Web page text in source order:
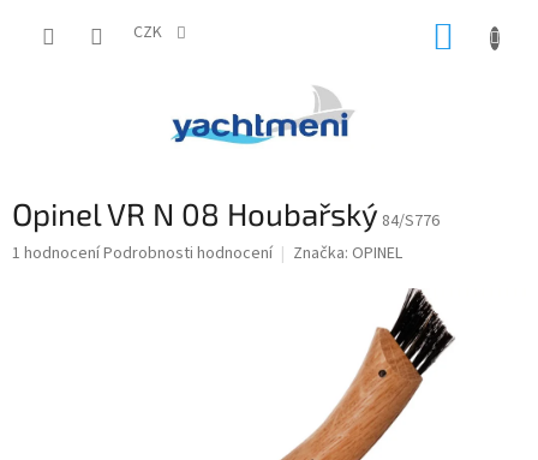
CZK
Opinel VR N 08 Houbařský 84/S776
Průměrné
1 hodnoceníPodrobnosti hodnocení Značka: OPINEL